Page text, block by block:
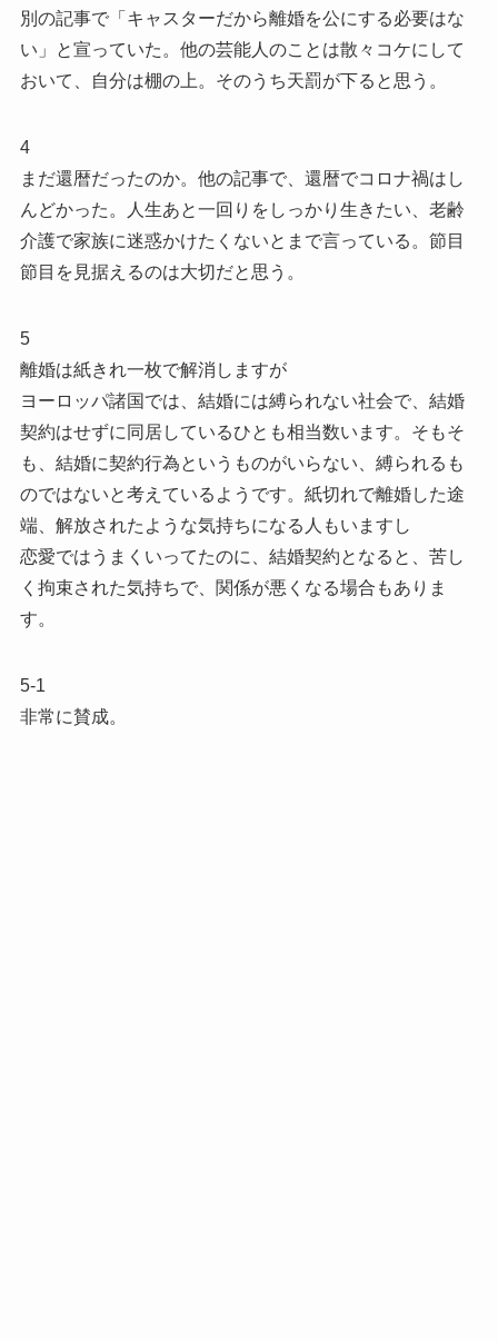
別の記事で「キャスターだから離婚を公にする必要はな
い」と宣っていた。他の芸能人のことは散々コケにして
おいて、自分は棚の上。そのうち天罰が下ると思う。
4
まだ還暦だったのか。他の記事で、還暦でコロナ禍はし
んどかった。人生あと一回りをしっかり生きたい、老齢
介護で家族に迷惑かけたくないとまで言っている。節目
節目を見据えるのは大切だと思う。
5
離婚は紙きれ一枚で解消しますが
ヨーロッパ諸国では、結婚には縛られない社会で、結婚
契約はせずに同居しているひとも相当数います。そもそ
も、結婚に契約行為というものがいらない、縛られるも
のではないと考えているようです。紙切れで離婚した途
端、解放されたような気持ちになる人もいますし
恋愛ではうまくいってたのに、結婚契約となると、苦し
く拘束された気持ちで、関係が悪くなる場合もありま
す。
5-1
非常に賛成。